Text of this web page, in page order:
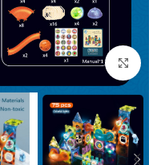
برای بزرگنمایی کلیک کنید